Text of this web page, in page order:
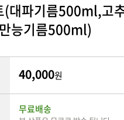
(대파기름500ml,고
능기름500ml)
40,000원
무료배송